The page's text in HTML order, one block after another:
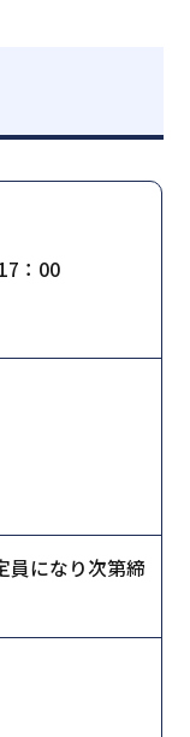
：00
になり次第締